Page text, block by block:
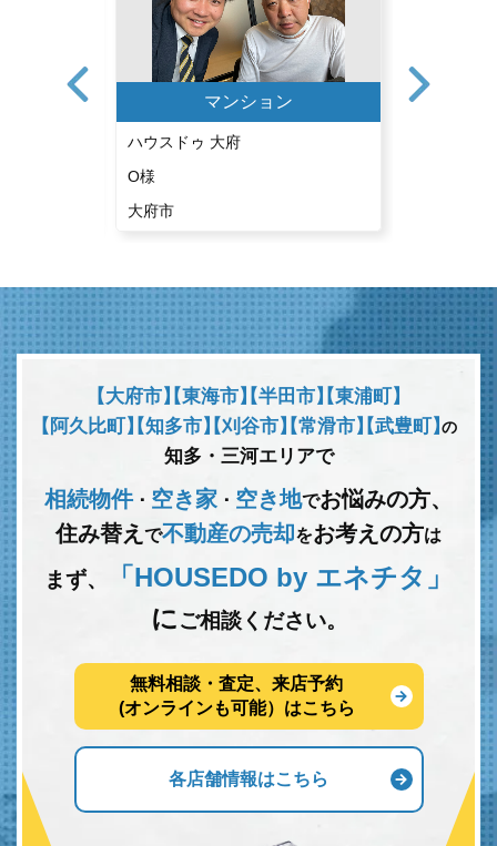
マンション
ハウスドゥ 大府
O様
大府市
【大府市】【東海市】【半田市】【東浦町】
【阿久比町】【知多市】【刈谷市】【常滑市】【武豊町】の
知多・三河エリアで
相続物件･ 空き家 ･ 空き地でお悩みの方、
住み替え で不動産の売却をお考えの方は
まず、
「HOUSEDO by エネチタ」
にご相談ください。
無料相談・査定、来店予約
(オンラインも可能）はこちら
各店舗情報はこちら